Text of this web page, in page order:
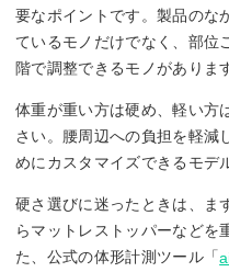
要なポイントです。製品のな
ているモノだけでなく、部位
階で調整できるモノがありま
体重が重い方は硬め、軽い方
さい。腰周辺への負担を軽減
めにカスタマイズできるモデ
硬さ選びに迷ったときは、ま
らマットレストッパーなどを
た、公式の体形計測ツール「